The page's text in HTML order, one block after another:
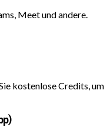
Meet und andere.
kostenlose Credits, um